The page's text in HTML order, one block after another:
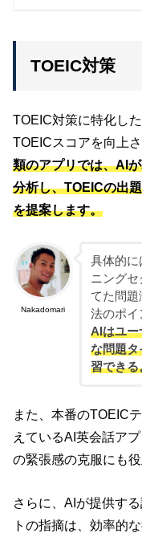
TOEIC対策
TOEIC対策に特化し
TOEICスコアを向上
類のアプリでは、AI
分析し、TOEICの出
を提案します。
Nakadomari
具体的に
ニング
てた問題
法のポイ
AIはユー
な問題タ
習できる
また、本番のTOEIC
えているAI英会話ア
の緊張感の克服にも役
さらに、AIが提供す
トの指摘は、効率的